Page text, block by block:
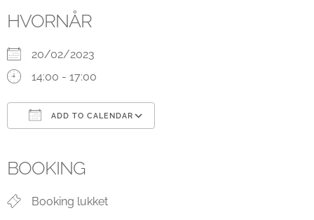
HVORNÅR
20/02/2023
14:00 - 17:00
ADD TO CALENDAR
BOOKING
Booking lukket